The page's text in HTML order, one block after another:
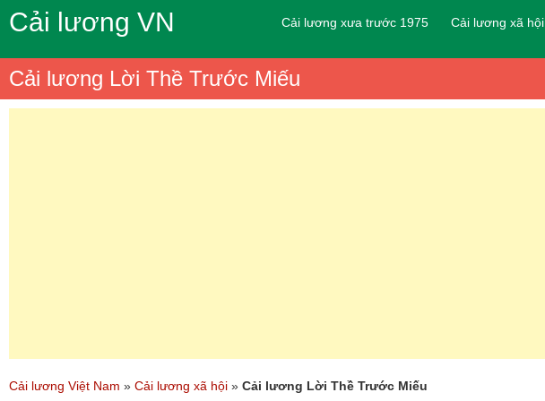
Cải lương VN Cải lương xưa trước 1975 Cải lương xã hội
Cải lương Lời Thề Trước Miếu
Cải lương Việt Nam » Cải lương xã hội » Cải lương Lời Thề Trước Miếu